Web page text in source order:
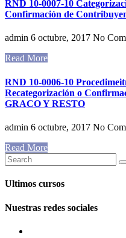
RND 10-0007-10
Confirmación de
admin 6 octubre, 2017 No
Read More
RND 10-0006-10
Recategorización o
GRACO Y RESTO
admin 6 octubre, 2017 No
Read More
Ultimos cursos
Nuestras redes sociales